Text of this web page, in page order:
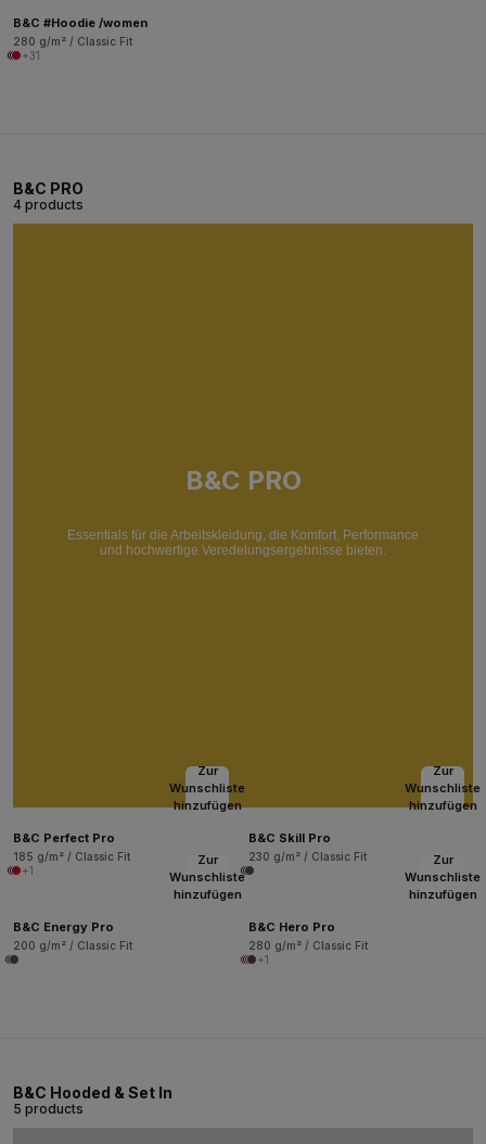
B&C #Hoodie /women
280 g/m² / Classic Fit
+31
B&C PRO
4 products
B&C PRO
Essentials für die Arbeitskleidung, die Komfort, Performance
und hochwertige Veredelungsergebnisse bieten.
Zur
Wunschliste
hinzufügen
B&C Perfect Pro
185 g/m² / Classic Fit
+1
Zur
Wunschliste
hinzufügen
B&C Skill Pro
230 g/m² / Classic Fit
Zur
Wunschliste
hinzufügen
B&C Energy Pro
200 g/m² / Classic Fit
Zur
Wunschliste
hinzufügen
B&C Hero Pro
280 g/m² / Classic Fit
+1
B&C Hooded & Set In
5 products